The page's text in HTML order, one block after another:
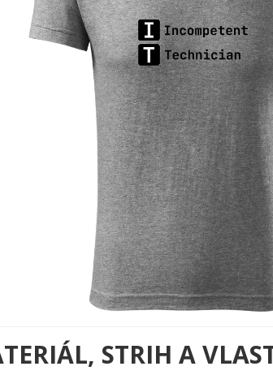
kým ti niekto resetuje mozog – získaj tento motív
STRIH A